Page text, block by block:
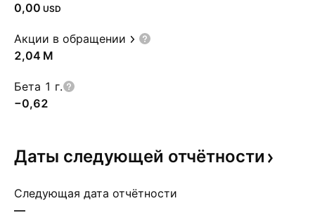
0,00 USD
Акции в обращении
‪2,04 M‬
Бета 1 г.
−0,62
Даты следующей отчётности
Следующая дата отчётности
—